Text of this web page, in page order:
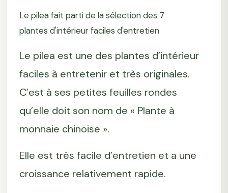
Le pilea fait parti de la sélection des 7
plantes d'intérieur faciles d'entretien
Le pilea est une des plantes d’intérieur
faciles à entretenir et très originales.
C’est à ses petites feuilles rondes
qu’elle doit son nom de « Plante à
monnaie chinoise ».
Elle est très facile d’entretien et a une
croissance relativement rapide.